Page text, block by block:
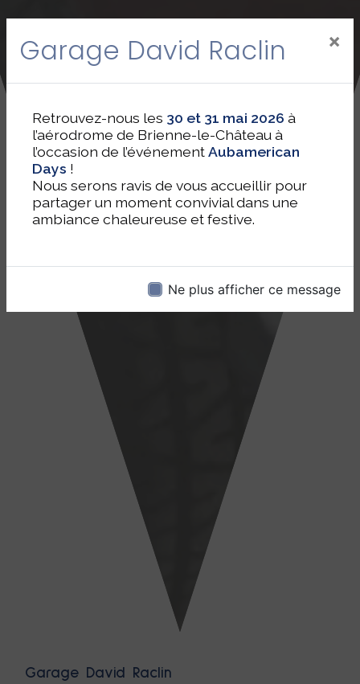
Garage David Raclin ×
Retrouvez-nous les 30 et 31 mai 2026 à
l’aérodrome de Brienne-le-Château à
l’occasion de l’événementAubamerican
Days !
Nous serons ravis de vous accueillir pour
partager un moment convivial dans une
ambiance chaleureuse et festive.
Ne plus afficher ce message
Garage David Raclin